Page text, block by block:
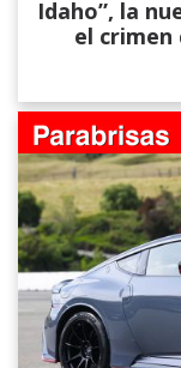
Idaho”, la
el